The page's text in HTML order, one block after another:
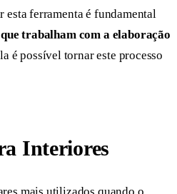
esta ferramenta é fundamental
trabalham com a elaboração
é possível tornar este processo
Interiores
mais utilizados quando o